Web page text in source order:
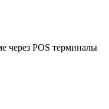
через POS терминалы